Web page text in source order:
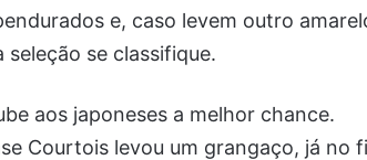
e, caso levem outro
se classifique.
aos japoneses a melhor chance.
Courtois levou um grangaço, já no